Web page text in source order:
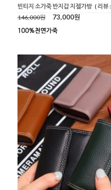
빈티지 소가죽 반지갑 지젤가방 ( 리뷰
146,000원
73,000원